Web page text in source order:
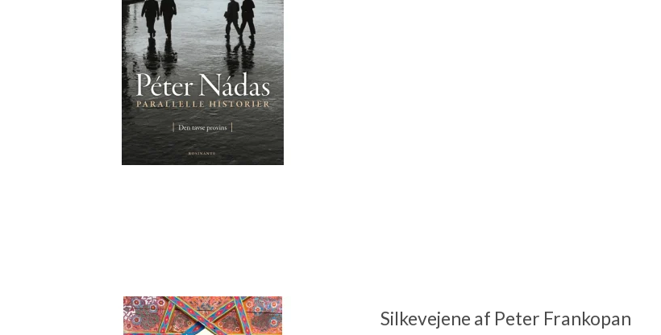
Silkevejene af Peter Frankopan